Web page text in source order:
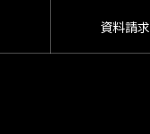
資料請求